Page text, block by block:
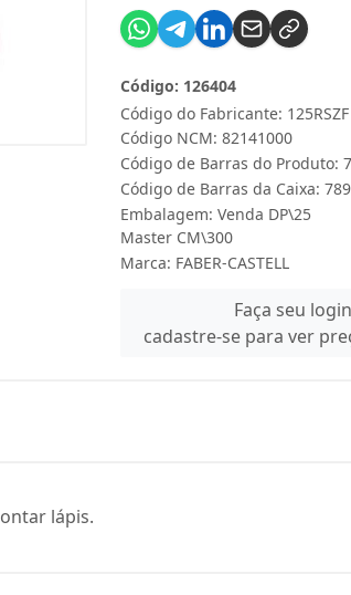
Código do Fabricante: 125RSZF
Código: 126404
Código NCM: 82141000
Código de Barras do Produto:
Código de Barras da Caixa:
Embalagem: Venda DP\25
Master CM\300
Marca: FABER-CASTELL
Faça seu
cadastre-se para ver
lápis.